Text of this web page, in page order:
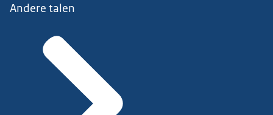
Andere talen